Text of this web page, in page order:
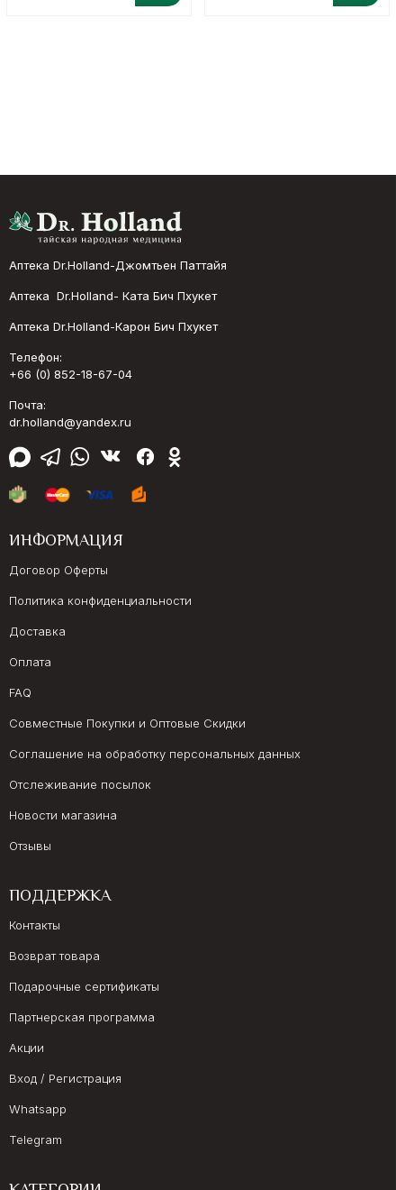
Аптека Dr.Holland-Джомтьен Паттайя
Аптека Dr.Holland- Ката Бич Пхукет
Аптека Dr.Holland-Карон Бич Пхукет
Телефон:
+66 (0) 852-18-67-04
Почта:
dr.holland@yandex.ru
ИНФОРМАЦИЯ
Договор Оферты
Политика конфиденциальности
Доставка
Оплата
FAQ
Совместные Покупки и Оптовые Скидки
Соглашение на обработку персональных данных
Отслеживание посылок
Новости магазина
Отзывы
ПОДДЕРЖКА
Контакты
Возврат товара
Подарочные сертификаты
Партнерская программа
Акции
Вход / Регистрация
Whatsapp
Telegram